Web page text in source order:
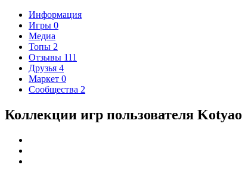
Информация
Игры 0
Медиа
Топы 2
Отзывы 111
Друзья 4
Маркет 0
Сообщества 2
Коллекции игр пользователя Kotyao